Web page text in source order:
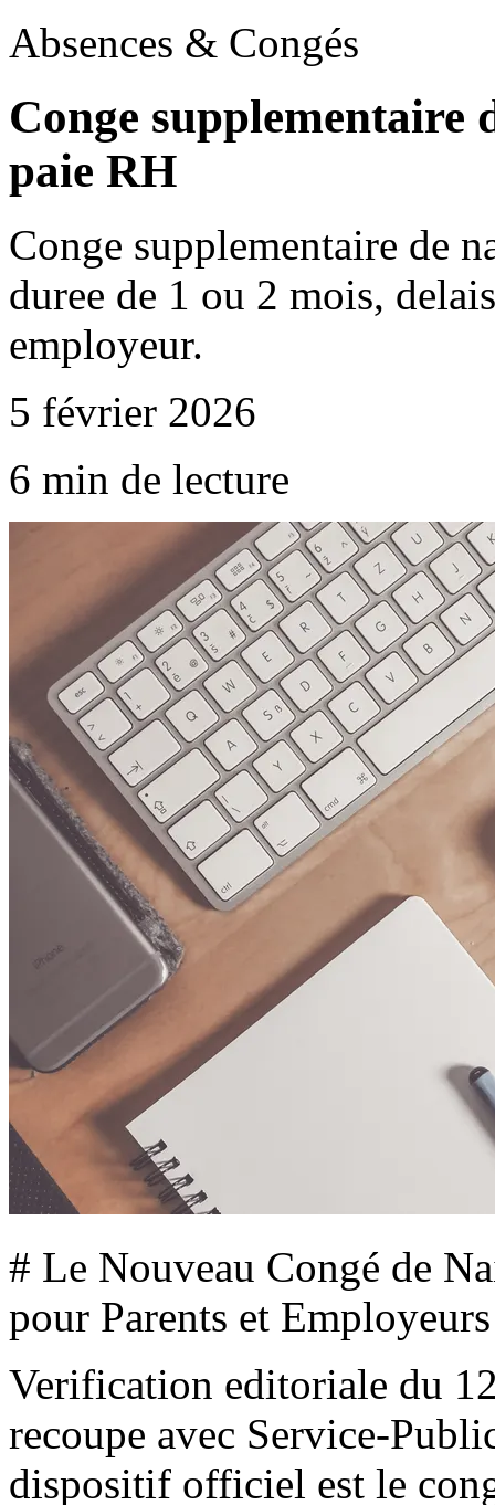
Absences & Congés
Conge supplementaire
paie RH
Conge supplementaire de
duree de 1 ou 2 mois,
employeur.
5 février 2026
6 min de lecture
# Le Nouveau Congé de
pour Parents et Employeurs
Verification editoriale du
recoupe avec Service-
dispositif officiel est le